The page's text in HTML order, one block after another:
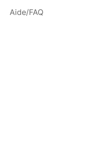
Remicourt
Aide/FAQ